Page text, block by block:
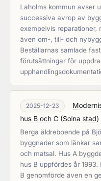
Laholms kommun avser
successiva avrop av
exempelvis reparationer,
även om-, till- och
Beställarnas samlade
förutsättningar för
2025-12-23
hus B och C (Solna stad)
Berga äldreboende på
byggnader som länkar
och matsal. Hus A
hus B uppfördes år
B genomförde även en